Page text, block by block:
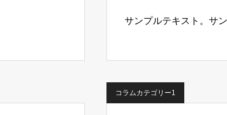
サンプルテキスト。サ
コラムカテゴリー1